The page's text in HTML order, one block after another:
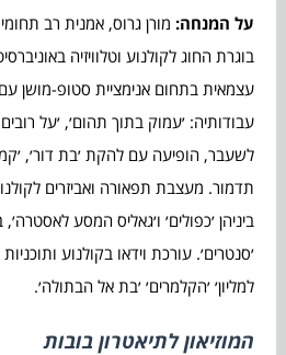
על המנחה: מורן גרוס, אמנית רב
בוגרת החוג לקולנוע וטלוויזיה
עצמאית בתחום אנימציית סטופ-מושן
עבודותיה: ׳עמוק בתוך תהום׳, ׳על
לשעבר, הופיעה עם להקת ׳בת דור׳,
תדמור. מעצבת תפאורה ואביזרים לקולנוע
ביניהן ׳כפולים׳ ו׳גאליס המסע
׳סנטרים׳. עורכת וידאו בקולנוע ותוכניות
למליון׳ ׳הקלמרים׳ ׳בת אל הבתולה׳.
המוזיאון לתיאטרון בובות